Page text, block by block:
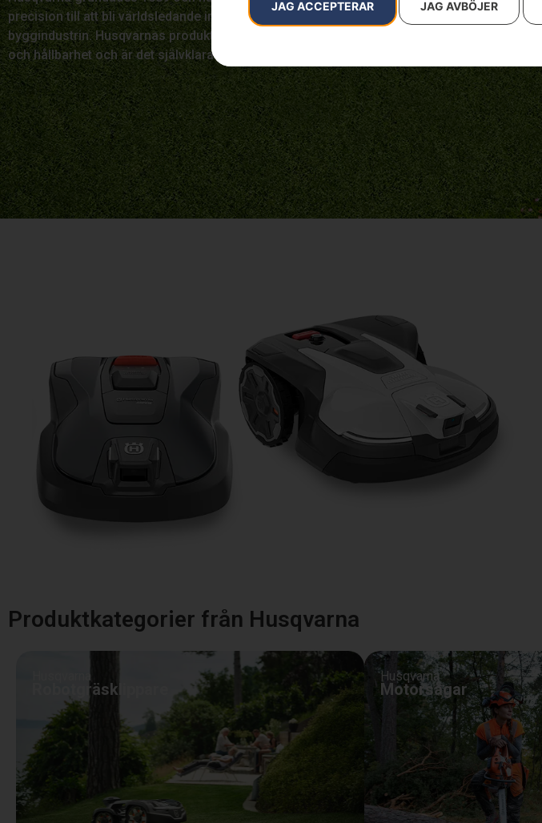
JAG ACCEPTERAR JAG AVBÖJER
precision till att bli världsledande inom lösningar för skogs-, trädgårds- och
byggindustrin. Husqvarnas produkter är utformade för oöverträffad prestanda, säkerhet
och hållbarhet och är det självklara valet för proffs och husägare världen över.
Produktkategorier från Husqvarna
Robotgräsklippare
Husqvarna
Motorsågar